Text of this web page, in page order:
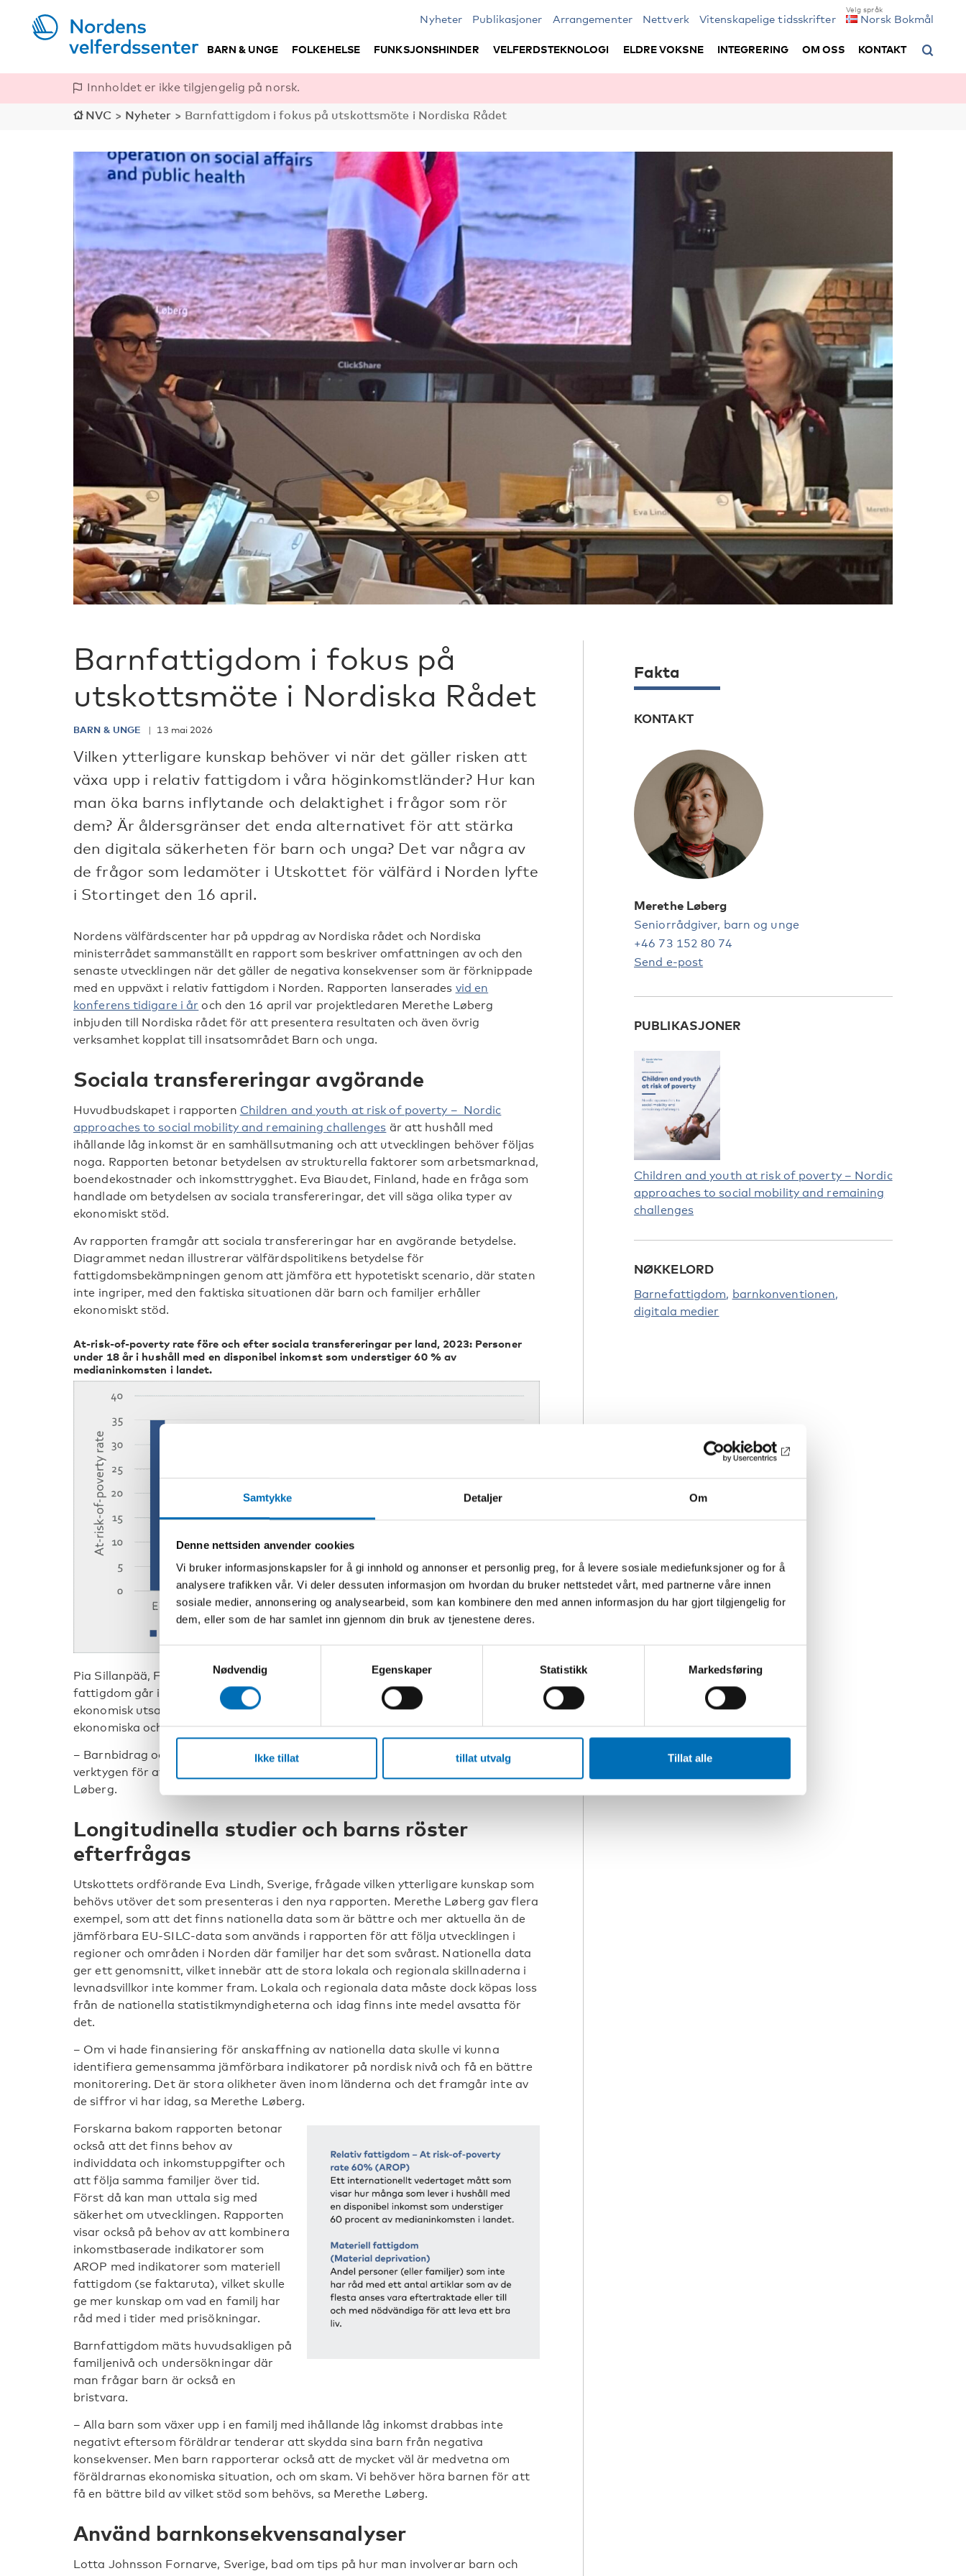
Samtykke Detaljer Om
Denne nettsiden anvender cookies
Vi bruker informasjonskapsler for å gi innhold og annonser et personlig preg, for å levere sosiale mediefunksjoner og for å
analysere trafikken vår. Vi deler dessuten informasjon om hvordan du bruker nettstedet vårt, med partnerne våre innen
sosiale medier, annonsering og analysearbeid, som kan kombinere den med annen informasjon du har gjort tilgjengelig for
dem, eller som de har samlet inn gjennom din bruk av tjenestene deres.
Samtykkevalg
Nødvendig
Egenskaper Statistikk Markedsføring
Ikke tillat tillat utvalg Tillat alle
Nyheter Publikasjoner Arrangementer Nettverk Vitenskapelige tidsskrifter Norsk Bokmål
BARN & UNGE FOLKEHELSE FUNKSJONSHINDER VELFERDSTEKNOLOGI ELDRE VOKSNE INTEGRERING OM OSS KONTAKT
Innholdet er ikke tilgjengelig på norsk.
NVC > Nyheter > Barnfattigdom i fokus på utskottsmöte i Nordiska Rådet
Barnfattigdom i fokus på
utskottsmöte i Nordiska Rådet
BARN & UNGE 13 mai 2026
Vilken ytterligare kunskap behöver vi när det gäller risken att
växa upp i relativ fattigdom i våra höginkomstländer? Hur kan
man öka barns inflytande och delaktighet i frågor som rör
dem? Är åldersgränser det enda alternativet för att stärka
den digitala säkerheten för barn och unga? Det var några av
de frågor som ledamöter i Utskottet för välfärd i Norden lyfte
i Stortinget den 16 april.
Nordens välfärdscenter har på uppdrag av Nordiska rådet och Nordiska
ministerrådet sammanställt en rapport som beskriver omfattningen av och den
senaste utvecklingen när det gäller de negativa konsekvenser som är förknippade
med en uppväxt i relativ fattigdom i Norden. Rapporten lanserades vid en
konferens tidigare i år och den 16 april var projektledaren Merethe Løberg
inbjuden till Nordiska rådet för att presentera resultaten och även övrig
verksamhet kopplat till insatsområdet Barn och unga.
Sociala transfereringar avgörande
Huvudbudskapet i rapporten Children and youth at risk of poverty – Nordic
approaches to social mobility and remaining challenges är att hushåll med
ihållande låg inkomst är en samhällsutmaning och att utvecklingen behöver följas
noga. Rapporten betonar betydelsen av strukturella faktorer som arbetsmarknad,
boendekostnader och inkomsttrygghet. Eva Biaudet, Finland, hade en fråga som
handlade om betydelsen av sociala transfereringar, det vill säga olika typer av
ekonomiskt stöd.
Av rapporten framgår att sociala transfereringar har en avgörande betydelse.
Diagrammet nedan illustrerar välfärdspolitikens betydelse för
fattigdomsbekämpningen genom att jämföra ett hypotetiskt scenario, där staten
inte ingriper, med den faktiska situationen där barn och familjer erhåller
ekonomiskt stöd.
At-risk-of-poverty rate före och efter sociala transfereringar per land, 2023: Personer
under 18 år i hushåll med en disponibel inkomst som understiger 60 % av
medianinkomsten i landet.
Pia Sillanpää, Finland, tog bland annat upp frågan om hur man kan förebygga att
fattigdom går i arv mellan generationer. Forskning visar att orsakerna bakom att
ekonomisk utsatthet kan gå i arv är ett komplext samspel mellan strukturella,
ekonomiska och sociala faktorer.
– Barnbidrag och andra inkomststöd utgör de viktigaste och mest verkningsfulla
verktygen för att förebygga och reducera barnfattigdom, menade Merethe
Løberg.
Longitudinella studier och barns röster
efterfrågas
Utskottets ordförande Eva Lindh, Sverige, frågade vilken ytterligare kunskap som
behövs utöver det som presenteras i den nya rapporten. Merethe Løberg gav flera
exempel, som att det finns nationella data som är bättre och mer aktuella än de
jämförbara EU-SILC-data som används i rapporten för att följa utvecklingen i
regioner och områden i Norden där familjer har det som svårast. Nationella data
ger ett genomsnitt, vilket innebär att de stora lokala och regionala skillnaderna i
levnadsvillkor inte kommer fram. Lokala och regionala data måste dock köpas loss
från de nationella statistikmyndigheterna och idag finns inte medel avsatta för
det.
– Om vi hade finansiering för anskaffning av nationella data skulle vi kunna
identifiera gemensamma jämförbara indikatorer på nordisk nivå och få en bättre
monitorering. Det är stora olikheter även inom länderna och det framgår inte av
de siffror vi har idag, sa Merethe Løberg.
Forskarna bakom rapporten betonar
också att det finns behov av
individdata och inkomstuppgifter och
att följa samma familjer över tid.
Först då kan man uttala sig med
säkerhet om utvecklingen. Rapporten
visar också på behov av att kombinera
inkomstbaserade indikatorer som
AROP med indikatorer som materiell
fattigdom (se faktaruta), vilket skulle
ge mer kunskap om vad en familj har
råd med i tider med prisökningar.
Barnfattigdom mäts huvudsakligen på
familjenivå och undersökningar där
man frågar barn är också en
bristvara.
– Alla barn som växer upp i en familj med ihållande låg inkomst drabbas inte
negativt eftersom föräldrar tenderar att skydda sina barn från negativa
konsekvenser. Men barn rapporterar också att de mycket väl är medvetna om
föräldrarnas ekonomiska situation, och om skam. Vi behöver höra barnen för att
få en bättre bild av vilket stöd som behövs, sa Merethe Løberg.
Använd barnkonsekvensanalyser
Lotta Johnsson Fornarve, Sverige, bad om tips på hur man involverar barn och
Fakta
KONTAKT
Merethe Løberg
Seniorrådgiver, barn og unge
+46 73 152 80 74
Send e-post
PUBLIKASJONER
Children and youth at risk of poverty – Nordic
approaches to social mobility and remaining
challenges
NØKKELORD
Barnefattigdom barnkonventionen
digitala medier